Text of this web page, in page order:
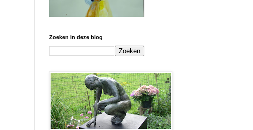
Zoeken in deze blog